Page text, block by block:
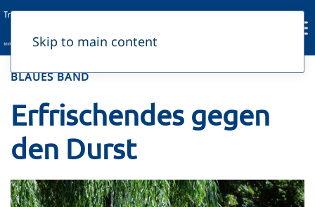
Skip to main content
BLAUES BAND
Erfrischendes gegen
den Durst